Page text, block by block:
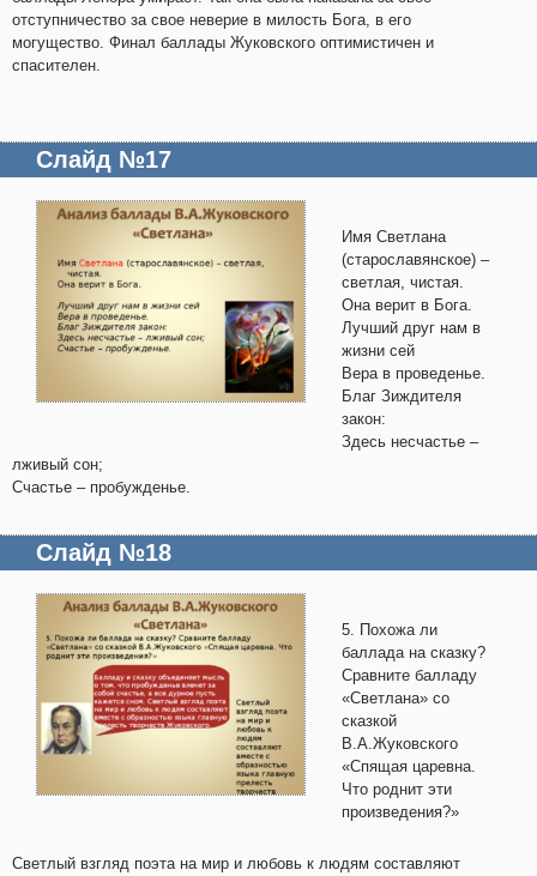
отступничество за свое неверие в милость Бога, в его
могущество. Финал баллады Жуковского оптимистичен и
спасителен.
Слайд №17
Имя Светлана
(старославянское) –
светлая, чистая.
Она верит в Бога.
Лучший друг нам в
жизни сей
Вера в проведенье.
Благ Зиждителя
закон:
Здесь несчастье –
лживый сон;
Счастье – пробужденье.
Слайд №18
5. Похожа ли
баллада на сказку?
Сравните балладу
«Светлана» со
сказкой
В.А.Жуковского
«Спящая царевна.
Что роднит эти
произведения?»
Светлый взгляд поэта на мир и любовь к людям составляют